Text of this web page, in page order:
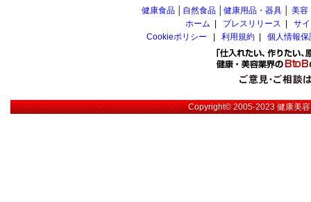
健康食品 自然食品 健康用品・器具 美容
ホーム
プレスリリース
サ
Cookieポリシー
利用規約 個人情報
Copyright© 2005-2023健康美